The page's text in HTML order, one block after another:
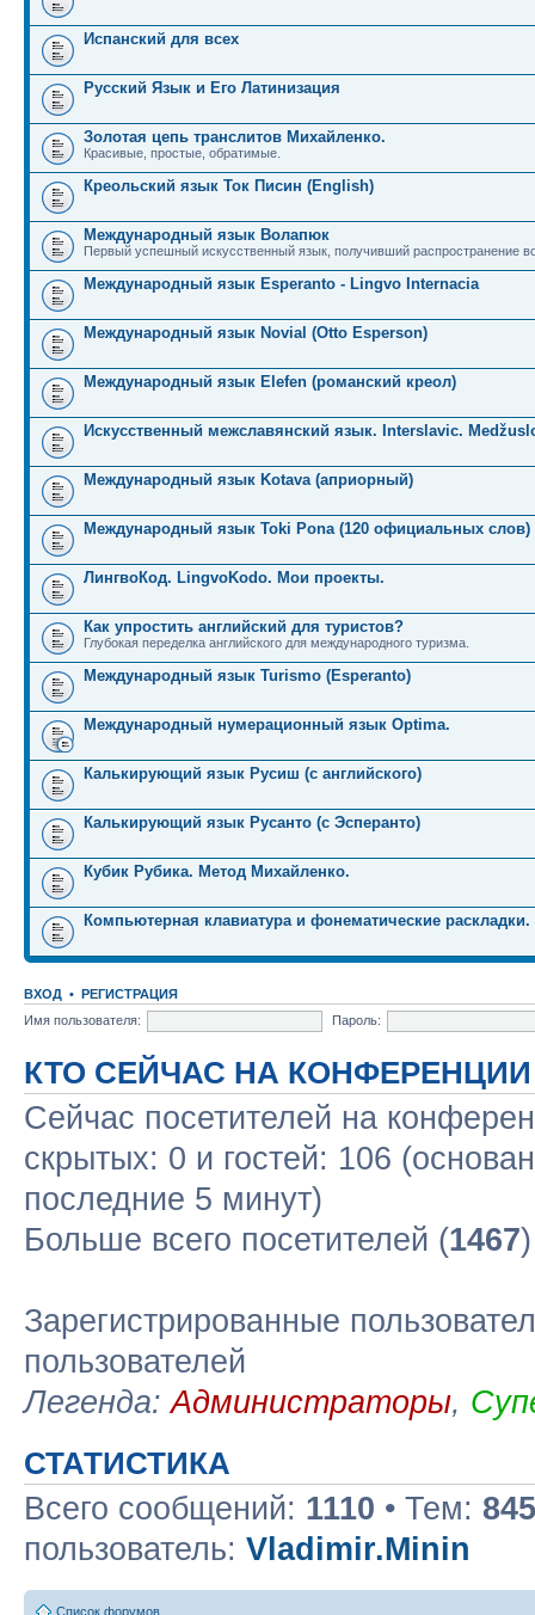
Испанский для всех
Русский Язык и Его Латинизация
Золотая цепь транслитов Михайленко.
Красивые, простые, обратимые.
Креольский язык Ток Писин (English)
Международный язык Волапюк
Первый успешный искусственный язык, получивший распространение
Международный язык Esperanto - Lingvo Internacia
Международный язык Novial (Otto Esperson)
Международный язык Elefen (романский креол)
Искусственный межславянский язык. Interslavic.
Международный язык Kotava (априорный)
Международный язык Toki Pona (120 официальных слов)
ЛингвоКод. LingvoKodo. Мои проекты.
Как упростить английский для туристов?
Глубокая переделка английского для международного туризма.
Международный язык Turismo (Esperanto)
Международный нумерационный язык Optima.
Калькирующий язык Русиш (с английского)
Калькирующий язык Русанто (с Эсперанто)
Кубик Рубика. Метод Михайленко.
Компьютерная клавиатура и фонематические раскладки.
ВХОД • РЕГИСТРАЦИЯ
Имя пользователя:
Пароль:
КТО СЕЙЧАС НА КОНФЕРЕНЦИИ
Сейчас посетителей на
скрытых: 0 и гостей: 106
последние 5 минут)
Больше всего посетителей (1467
Зарегистрированные
пользователей
Легенда:Администраторы,
СТАТИСТИКА
Всего сообщений: 1110 • Тем: 845
пользователь: Vladimir.Minin
Список форумов